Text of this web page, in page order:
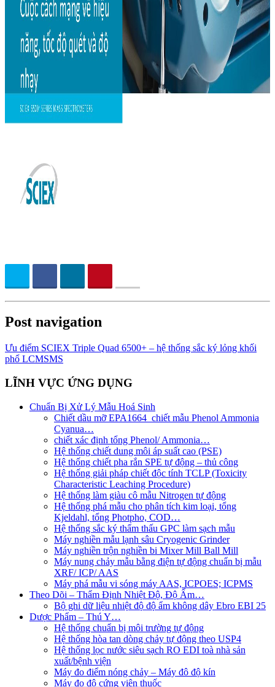
Post navigation
Ưu điểm SCIEX Triple Quad 6500+ – hệ thống sắc ký lỏng khối
phổ LCMSMS
LĨNH VỰC ỨNG DỤNG
Chuẩn Bị Xử Lý Mẫu Hoá Sinh
Chiết dầu mỡ EPA1664_chiết mẫu Phenol Ammonia
Cyanua…
chiết xác định tổng Phenol/ Ammonia…
Hệ thống chiết dung môi áp suất cao (PSE)
Hệ thống chiết pha rắn SPE tự động – thủ công
Hệ thống giải pháp chiết độc tính TCLP (Toxicity
Characteristic Leaching Procedure)
Hệ thống làm giàu cô mẫu Nitrogen tự động
Hệ thống phá mẫu cho phân tích kim loại, tổng
Kjeldahl, tổng Photpho, COD…
Hệ thống sắc ký thẩm thấu GPC làm sạch mẫu
Máy nghiền mẫu lạnh sâu Cryogenic Grinder
Máy nghiền trộn nghiền bi Mixer Mill Ball Mill
Máy nung chảy mẫu bằng điện tự động chuẩn bị mẫu
XRF/ ICP/ AAS
Máy phá mẫu vi sóng máy AAS, ICPOES; ICPMS
Theo Dõi – Thẩm Định Nhiệt Độ, Độ Ẩm…
Bộ ghi dữ liệu nhiệt độ độ ẩm không dây Ebro EBI 25
Dược Phẩm – Thú Y…
Hệ thống chuẩn bị môi trường tự động
Hệ thống hòa tan dòng chảy tự động theo USP4
Hệ thống lọc nước siêu sạch RO EDI​​ toà nhà sản
xuất/bệnh viện
Máy đo điểm nóng chảy – Máy đô độ kín
Máy đo độ cứng viên thuốc